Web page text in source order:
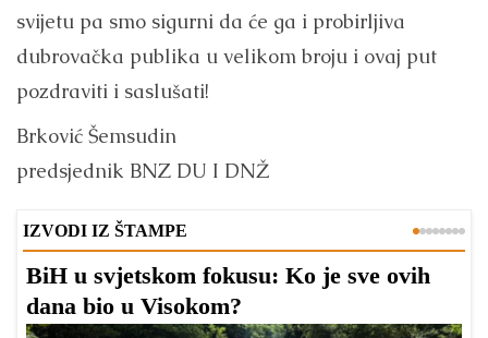
svijetu pa smo sigurni da će ga i probirljiva
dubrovačka publika u velikom broju i ovaj put
pozdraviti i saslušati!
Brković Šemsudin
predsjednik BNZ DU I DNŽ
IZVODI IZ ŠTAMPE
BiH u svjetskom fokusu: Ko je sve ovih
dana bio u Visokom?